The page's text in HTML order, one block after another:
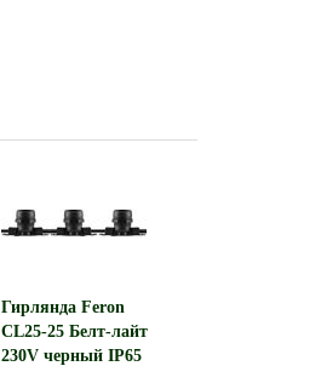
Гирлянда Feron
CL25-25 Белт-лайт
230V черный IP65